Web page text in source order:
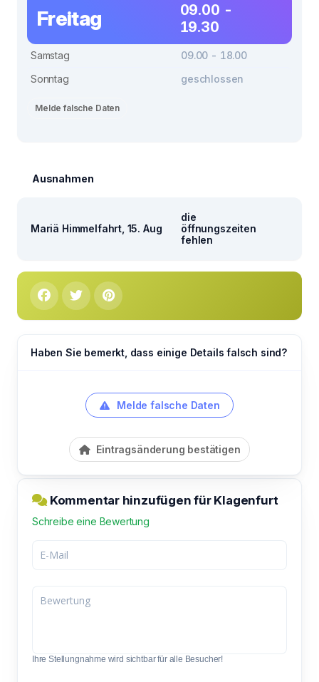
Freitag
09.00 -
19.30
Samstag
09.00 - 18.00
Sonntag
geschlossen
Melde falsche Daten
Ausnahmen
Mariä Himmelfahrt, 15. Aug
die
öffnungszeiten
fehlen
Haben Sie bemerkt, dass einige Details falsch sind?
Melde falsche Daten
Eintragsänderung bestätigen
Kommentar hinzufügen für Klagenfurt
Schreibe eine Bewertung
Ihre Stellungnahme wird sichtbar für alle Besucher!